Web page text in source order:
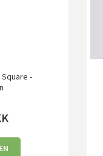
Square -